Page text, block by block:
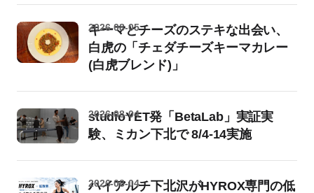
キーマとチーズのステキな出会い、
白虎の「チェダチーズキーマカレー
(白虎ブレンド)」
2026-08-05
studioYET発「BetaLab」実証実
験、ミカン下北で 8/4-14実施
2026-08-04
ハイアルチ下北沢がHYROX専門の低
2026-08-04